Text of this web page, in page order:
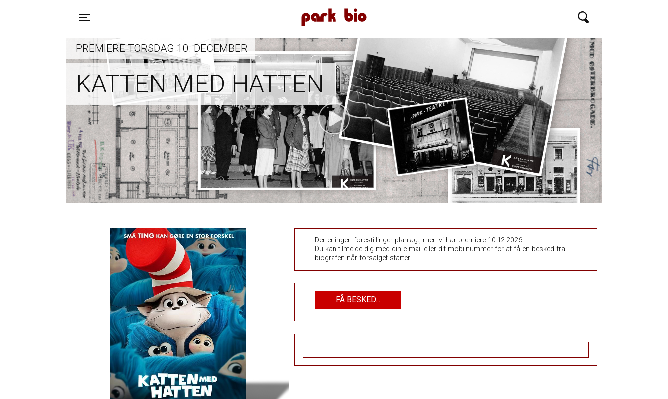
PREMIERE TORSDAG 10. DECEMBER
KATTEN MED HATTEN
Der er ingen forestillinger planlagt, men vi har premiere 10.12.2026
Du kan tilmelde dig med din e-mail eller dit mobilnummer for at få en besked fra
biografen når forsalget starter.
FÅ BESKED...